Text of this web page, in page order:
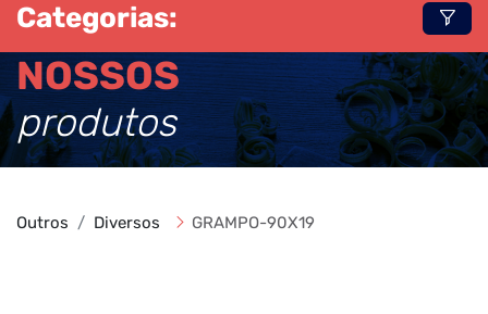
Categorias:
NOSSOS
produtos
Outros Diversos GRAMPO-90X19